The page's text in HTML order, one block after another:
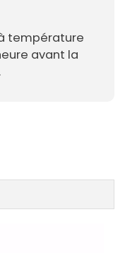
température
avant la